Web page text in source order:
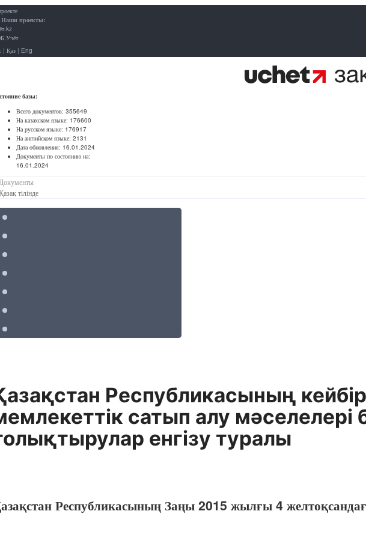
Наши проекты:
| Қаз | Eng
базы:
Всего документов: 355649
На казахском языке: 176600
На русском языке: 176917
На английском языке: 2131
Дата обновления: 16.01.2024
Документы по состоянию на:
16.01.2024
Документы
тілінде
Республикасының
сатып алу мәселелері
енгізу туралы
Республикасының Заңы 2015 жылғы 4